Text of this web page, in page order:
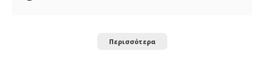
Περισσότερα